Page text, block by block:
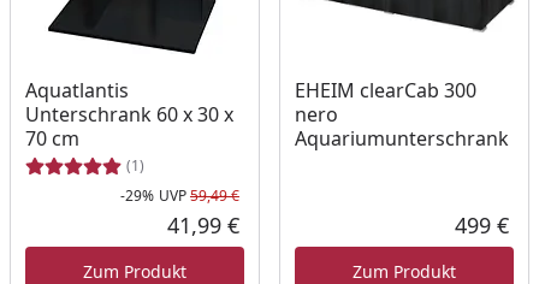
Aquatlantis
Unterschrank 60 x 30 x
70 cm
(1)
Rabatt in Prozent
-29%
Ursprünglicher Preis
UVP59,49 €
Aktueller Preis
41,99 €
Zum Produkt
EHEIM clearCab 300
nero
Aquariumunterschrank
499 €
Zum Produkt